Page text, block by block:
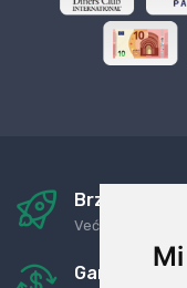
Brza i
Već za nekoliko
Garancija u